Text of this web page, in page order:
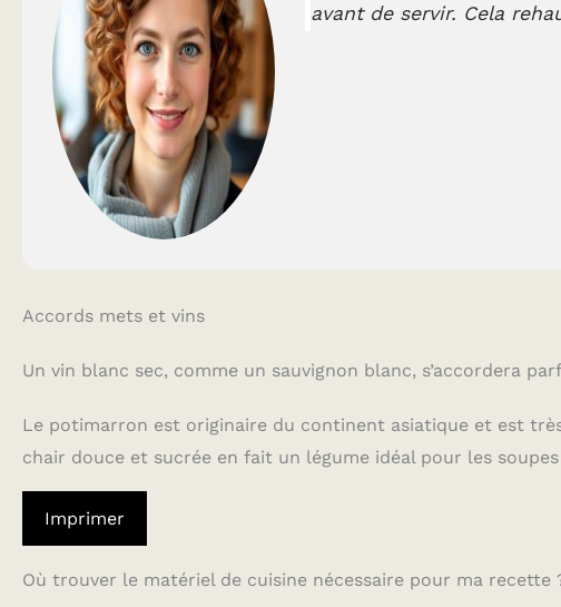
avant de servir. Cela
Accords mets et vins
Un vin blanc sec, comme un sauvignon blanc, s’accordera
Le potimarron est originaire du continent asiatique et est
chair douce et sucrée en fait un légume idéal pour les
Imprimer
Où trouver le matériel de cuisine nécessaire pour ma recette